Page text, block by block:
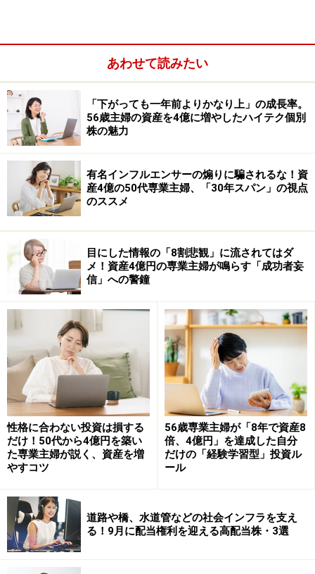
こうした結果論から言えば、過去のタイミング評価は簡
単明瞭です。しかし、評価はできてもそれを未来に活か
せないのは、いざ未来のこととなるとまったく不透明だ
からです。どんな時でも、売る人がいれば買う人もいま
す。タイミング要因を分析することは容易でも、それを
予測することは至難の技なのです。
しかし、タイミングをはずさない戦略というのは確かに
あります。それは、「いつも」です。いつも資金を投入
し続けて、いつも買い続けることでタイミング要因によ
る負けを最小とすることができるのです。毎月購入とい
う時間分散こそ、タイミングで失敗しない不敗の投資術
です。
評価要因その2：銘柄の良し悪し
イチローと宮里藍を比べてもあまり意味がありません
し、10年前の野茂英雄と今の松坂大輔を比べても、正確
ノサシで銘柄を比べがちですが、投資行動に生かす評価
をするには、厳正な前提条件が必要です。その3大条件
は次の通りです。
あわせて読みたい
「下がっても一年前よりかなり上」の成長率。
56歳主婦の資産を4億に増やしたハイテク個別
株の魅力
有名インフルエンサーの煽りに騙されるな！資
産4億の50代専業主婦、「30年スパン」の視点
のススメ
目にした情報の「8割悲観」に流されてはダ
メ！資産4億円の専業主婦が鳴らす「成功者妄
信」への警鐘
性格に合わない投資は損する
だけ！50代から4億円を築い
た専業主婦が説く、資産を増
やすコツ
56歳専業主婦が「8年で資産8
倍、4億円」を達成した自分
だけの「経験学習型」投資ル
ール
道路や橋、水道管などの社会インフラを支え
る！9月に配当権利を迎える高配当株・3選